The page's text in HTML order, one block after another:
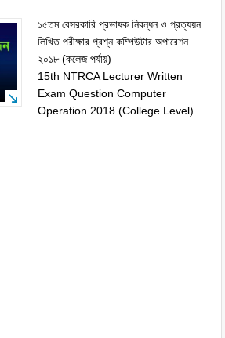
১৫তম বেসরকারি প্রভাষক নিবন্ধন ও প্রত্যয়ন
লিখিত পরীক্ষার প্রশ্ন কম্পিউটার অপারেশন
২০১৮ (কলেজ পর্যায়)
15th NTRCA Lecturer Written
Exam Question Computer
Operation 2018 (College Level)